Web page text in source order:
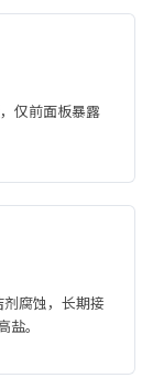
仅前面板暴露
腐蚀，长期接
。